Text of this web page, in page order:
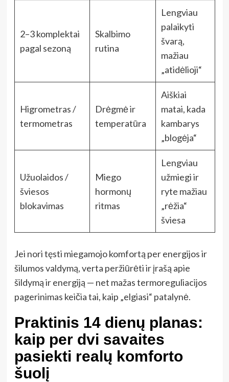
2–3 komplektai
pagal sezoną
Skalbimo
rutina
Lengviau
palaikyti
švarą,
mažiau
„atidėlioji“
Higrometras /
termometras
Drėgmė ir
temperatūra
Aiškiai
matai, kada
kambarys
„blogėja“
Užuolaidos /
šviesos
blokavimas
Miego
hormonų
ritmas
Lengviau
užmiegi ir
ryte mažiau
„rėžia“
šviesa
Jei nori tęsti miegamojo komfortą per energijos ir
šilumos valdymą, verta peržiūrėti ir įrašą apie
šildymą ir energiją — net mažas termoreguliacijos
pagerinimas keičia tai, kaip „elgiasi“ patalynė.
Praktinis 14 dienų planas:
kaip per dvi savaites
pasiekti realų komforto
šuolį